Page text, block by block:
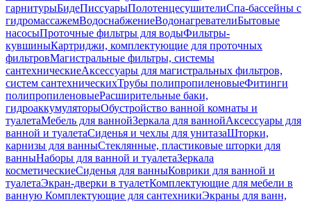
гарнитурыБидеПиссуарыПолотенцесушителиСпа-бассейны с
гидромассажемВодоснабжениеВодонагревателиБытовые
насосыПроточные фильтры для водыФильтры-
кувшиныКартриджи, комплектующие для проточных
фильтровМагистральные фильтры, системы
сантехническиеАксессуары для магистральных фильтров,
систем сантехническихТрубы полипропиленовыеФитинги
полипропиленовыеРасширительные баки,
гидроаккумуляторыОбустройство ванной комнаты и
туалетаМебель для ваннойЗеркала для ваннойАксессуары для
ванной и туалетаСиденья и чехлы для унитазаШторки,
карнизы для ванныСтеклянные, пластиковые шторки для
ванныНаборы для ванной и туалетаЗеркала
косметическиеСиденья для ванныКоврики для ванной и
туалетаЭкран-дверки в туалетКомплектующие для мебели в
ванную Комплектующие для сантехникиЭкраны для ванн,